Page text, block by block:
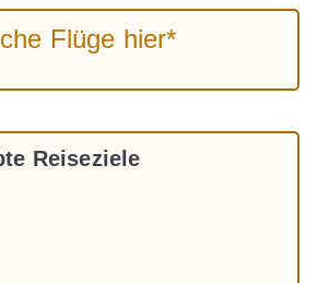
Flüge hier*
Reiseziele